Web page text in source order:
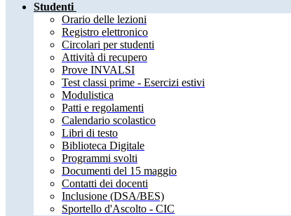
Studenti
Orario delle lezioni
Registro elettronico
Circolari per studenti
Attività di recupero
Prove INVALSI
Test classi prime - Esercizi estivi
Modulistica
Patti e regolamenti
Calendario scolastico
Libri di testo
Biblioteca Digitale
Programmi svolti
Documenti del 15 maggio
Contatti dei docenti
Inclusione (DSA/BES)
Sportello d'Ascolto - CIC